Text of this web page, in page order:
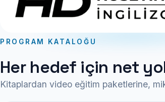
PROGRAM KATALOĞU
Her hedef için net
Kitaplardan video eğitim paketlerine,